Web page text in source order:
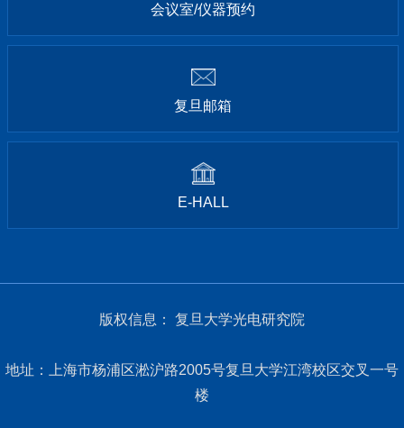
会议室/仪器预约
复旦邮箱
E-HALL
版权信息： 复旦大学光电研究院
地址：上海市杨浦区淞沪路2005号复旦大学江湾校区交叉一号
楼